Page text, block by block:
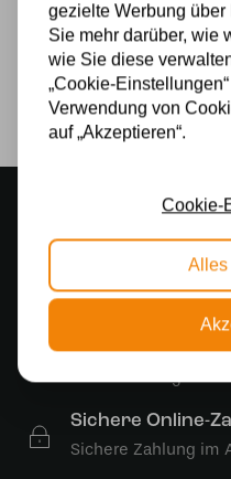
Lichtquelle
Kostenloser
Kostenloser
Kostenlose
Sichere Online-
Sichere Zahlung im
gezielte Werbung
Sie mehr darüber, wie
wie Sie diese
„Cookie-
Verwendung von
auf „Akzeptieren“.
Cookie-
Alles